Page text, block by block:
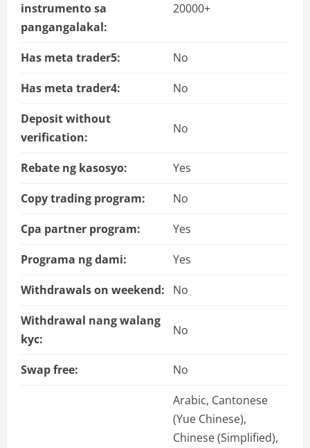
instrumento sa
pangangalakal:
20000+
Has meta trader5:
No
Has meta trader4:
No
Deposit without
verification:
No
Rebate ng kasosyo:
Yes
Copy trading program:
No
Cpa partner program:
Yes
Programa ng dami:
Yes
Withdrawals on weekend:
No
Withdrawal nang walang
kyc:
No
Swap free: No
Arabic, Cantonese
(Yue Chinese),
Chinese (Simplified),